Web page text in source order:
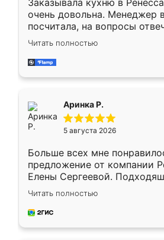
Заказывала кухню в
очень довольна. Менеджер
посчитала, на вопросы
Замерщик приехал в
делу со всей
за день, ребята работали
Читать полностью
Аринка Р.
5 августа 2026
Больше всех мне
предложение от компании
Елены Сергеевой.
короткие сроки
для замера сотрудник
предложил по моему эскизу
Читать полностью